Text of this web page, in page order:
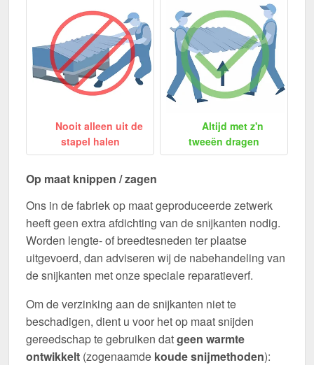
Nooit alleen uit de
stapel halen
Altijd met z'n
tweeën dragen
Op maat knippen / zagen
Ons in de fabriek op maat geproduceerde zetwerk
heeft geen extra afdichting van de snijkanten nodig.
Worden lengte- of breedtesneden ter plaatse
uitgevoerd, dan adviseren wij de nabehandeling van
de snijkanten met onze speciale reparatieverf.
Om de verzinking aan de snijkanten niet te
beschadigen, dient u voor het op maat snijden
gereedschap te gebruiken datgeen warmte
ontwikkelt (zogenaamde koude snijmethoden):